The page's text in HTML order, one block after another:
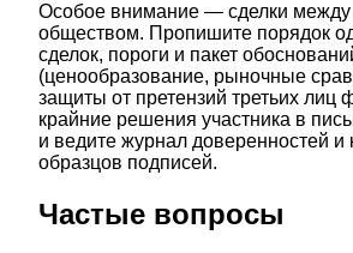
Особое внимание — сделки между
обществом. Пропишите порядок
сделок, пороги и пакет
(ценообразование, рыночные
защиты от претензий третьих лиц
крайние решения участника в
и ведите журнал доверенностей и
образцов подписей.
Частые вопросы